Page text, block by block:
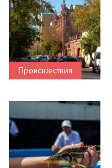
Происшествия